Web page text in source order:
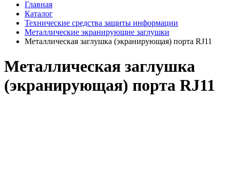
Главная
Каталог
Технические средства защиты информации
Металлические экранирующие заглушки
Металлическая заглушка (экранирующая) порта RJ11
Металлическая заглушка
(экранирующая) порта RJ11